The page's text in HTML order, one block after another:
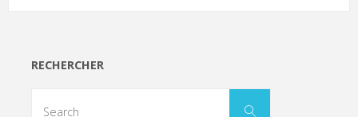
RECHERCHER